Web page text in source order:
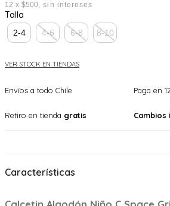
12 x $500 sin intereses
Talla
2-4 4-6 6-8 8-10
VER STOCK EN TIENDAS
Envíos a todo Chile Paga en
Retiro en tienda gratis Cambios
Características